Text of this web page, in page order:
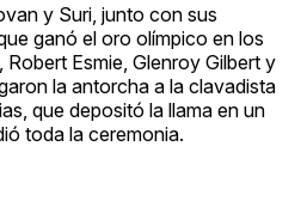
y Suri, junto con sus
ganó el oro olímpico en los
Esmie, Glenroy Gilbert y
la antorcha a la clavadista
que depositó la llama en un
toda la ceremonia.